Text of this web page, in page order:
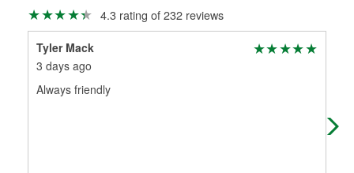
Herramientas de O'Reilly
pueden ser reutilizados, podemos ayudarte a encontrar las
partes de reemplazo correctas para tu reparación.
Rectificación de tambores y discos de freno
4.3 rating of 232 reviews
Tyler Mack
3 days ago
Always friendly